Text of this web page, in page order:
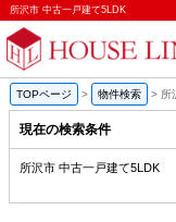
所沢市 中古一戸建て5LDK
TOPページ > 物件検索 > 所
現在の検索条件
所沢市 中古一戸建て5LDK